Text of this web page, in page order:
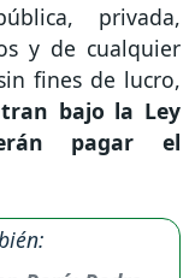
privada,
y de cualquier
fines de lucro,
bajo la Ley
pagar el